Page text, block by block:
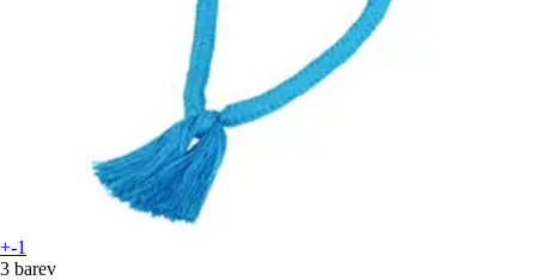
+-1
3 barev